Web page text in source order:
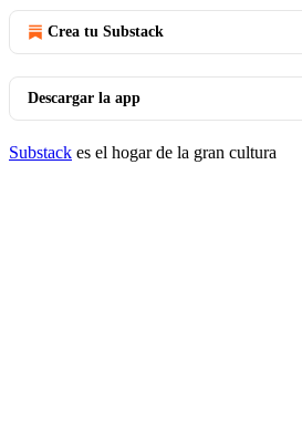
Crea tu Substack
Descargar la app
Substack es el hogar de la gran cultura